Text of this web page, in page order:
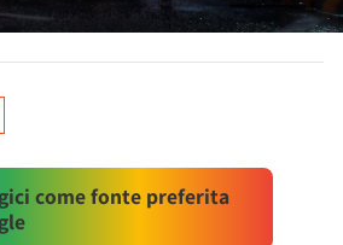
come fonte preferita